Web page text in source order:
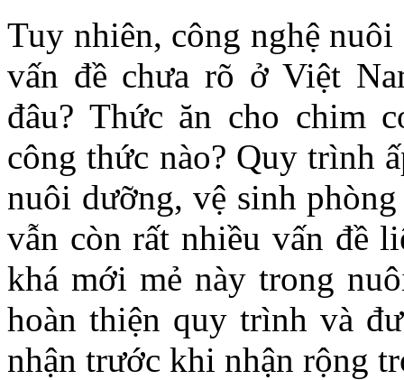
Tuy nhiên, công nghệ
vấn đề chưa rõ ở Việt
đâu? Thức ăn cho chim
công thức nào? Quy trình
nuôi dưỡng, vệ sinh
vẫn còn rất nhiều vấn đề
khá mới mẻ này trong
hoàn thiện quy trình và
nhận trước khi nhận rộng